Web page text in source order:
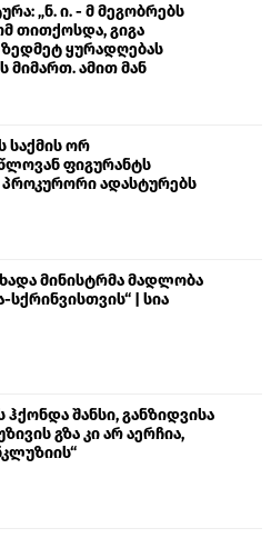
„ნ. ი. - მ მეგობრებს
თითქოსდა, გიგა
ყურადღებას
მიმართ. ამით მან
გიგა ავალიანს“
საქმის ორ
ფიგურანტს
პროკურორი ადასტურებს
მინისტრმა მადლობა
| სია
ჰქონდა შანსი, განზიდვისა
გზა კი არ აერჩია,